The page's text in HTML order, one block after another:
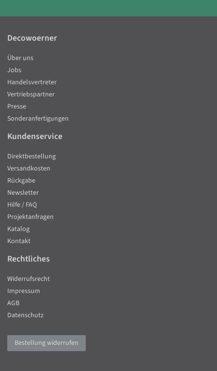
Decowoerner
Über uns
Jobs
Handelsvertreter
Vertriebspartner
Presse
Sonderanfertigungen
Kundenservice
Direktbestellung
Versandkosten
Rückgabe
Newsletter
Hilfe / FAQ
Projektanfragen
Katalog
Kontakt
Rechtliches
Widerrufsrecht
Impressum
AGB
Datenschutz
Bestellung widerrufen